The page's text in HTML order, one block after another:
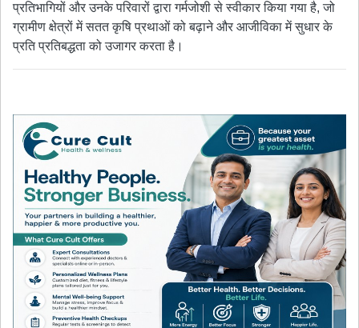
प्रतिभागियों और उनके परिवारों द्वारा गर्मजोशी से स्वीकार किया गया है, जो
ग्रामीण क्षेत्रों में सतत कृषि प्रथाओं को बढ़ाने और आजीविका में सुधार के
प्रति प्रतिबद्धता को उजागर करता है।